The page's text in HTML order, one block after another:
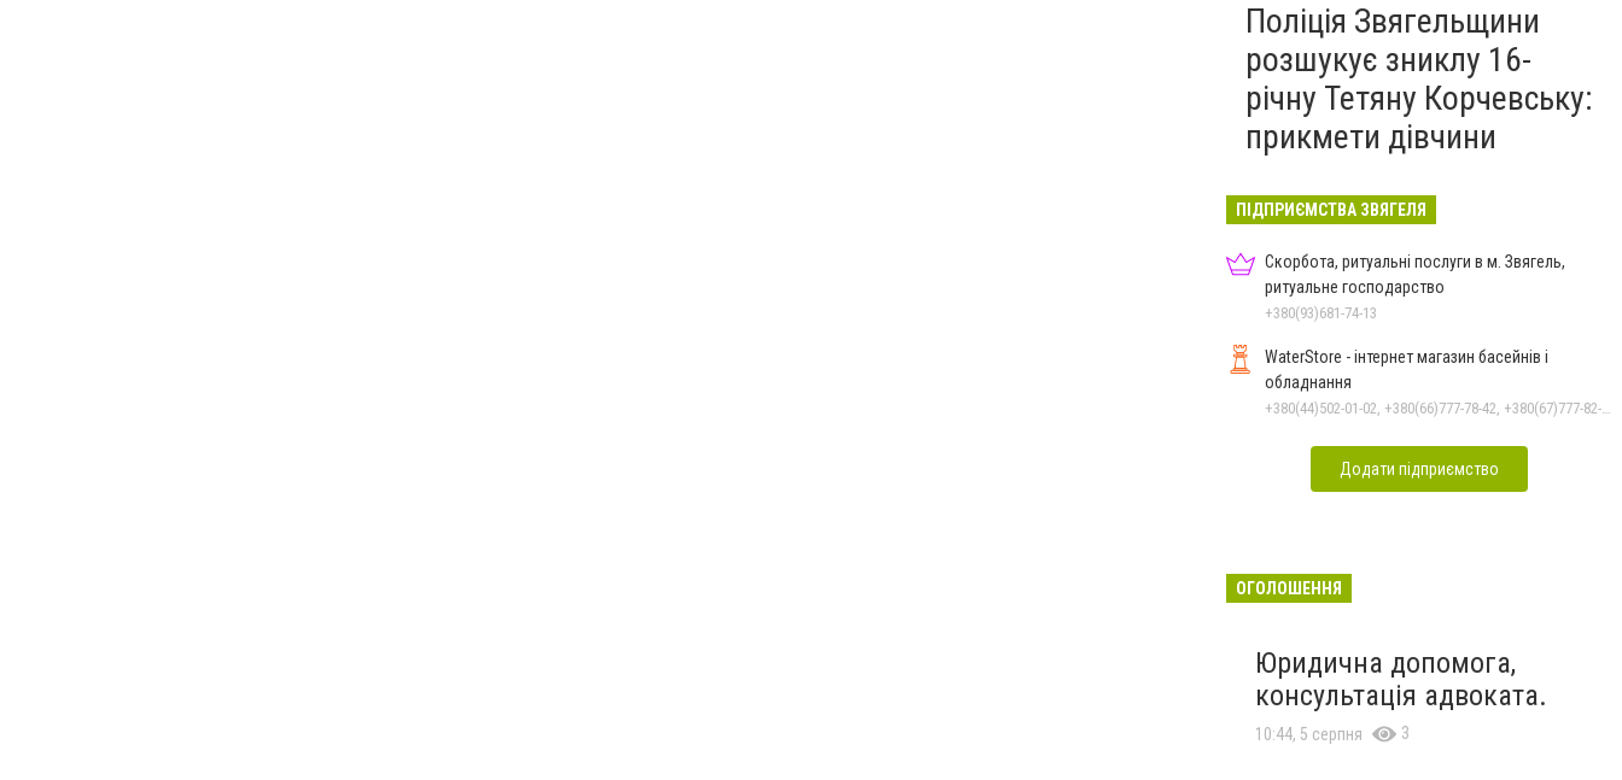
Поліція Звягельщини
розшукує зниклу 16-
річну Тетяну Корчевську:
прикмети дівчини
ПІДПРИЄМСТВА ЗВЯГЕЛЯ
Скорбота, ритуальні послуги в м. Звягель,
ритуальне господарство
+380(93)681-74-13
WaterStore - інтернет магазин басейнів і
обладнання
+380(44)502-01-02, +380(66)777-78-42, +380(67)777-82-19, +380(67)890-80-80, +380(73)890-80-80, +380(44)502-01-03
Додати підприємство
ОГОЛОШЕННЯ
Юридична допомога,
консультація адвоката.
10:44, 5 серпня 3